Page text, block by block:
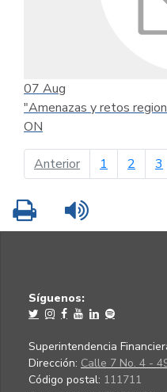
07 Aug
"Amenazas y retos
ON
Anteriorpágina anterior
1 2 3
Imprimir
Síguenos:
Superintendencia
Dirección: Calle 7 No. 4 -
Código postal: 111711